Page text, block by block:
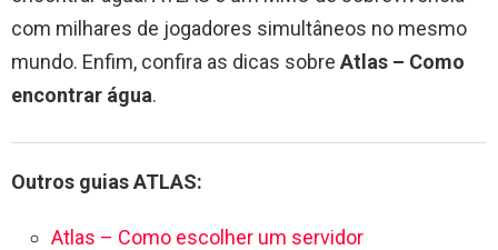
com milhares de jogadores simultâneos no mesmo
mundo. Enfim, confira as dicas sobre Atlas – Como
encontrar água.
Outros guias ATLAS:
Atlas – Como escolher um servidor